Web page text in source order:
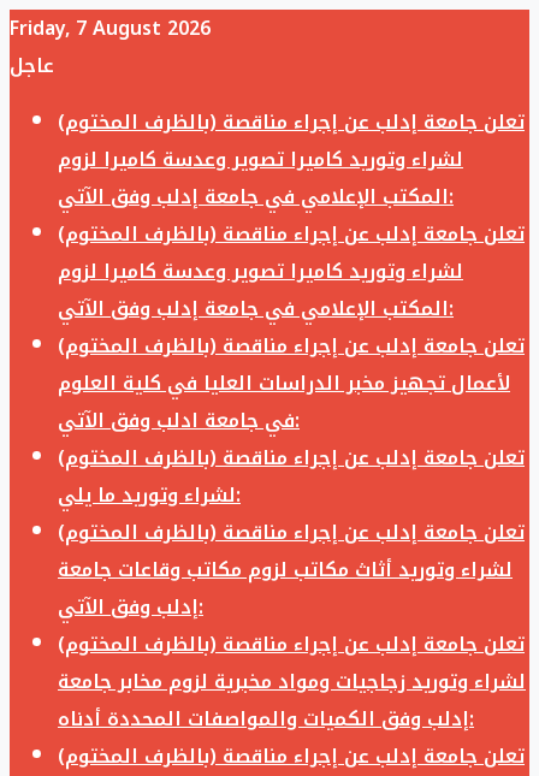
Friday, 7 August 2026
عاجل
تعلن جامعة إدلب عن إجراء مناقصة (بالظرف المختوم)
لشراء وتوريد كاميرا تصوير وعدسة كاميرا لزوم
المكتب الإعلامي في جامعة إدلب وفق الآتي:
تعلن جامعة إدلب عن إجراء مناقصة (بالظرف المختوم)
لشراء وتوريد كاميرا تصوير وعدسة كاميرا لزوم
المكتب الإعلامي في جامعة إدلب وفق الآتي:
تعلن جامعة إدلب عن إجراء مناقصة (بالظرف المختوم)
لأعمال تجهيز مخبر الدراسات العليا في كلية العلوم
في جامعة ادلب وفق الآتي:
تعلن جامعة إدلب عن إجراء مناقصة (بالظرف المختوم)
لشراء وتوريد ما يلي:
تعلن جامعة إدلب عن إجراء مناقصة (بالظرف المختوم)
لشراء وتوريد أثاث مكاتب لزوم مكاتب وقاعات جامعة
إدلب وفق الآتي:
تعلن جامعة إدلب عن إجراء مناقصة (بالظرف المختوم)
لشراء وتوريد زجاجيات ومواد مخبرية لزوم مخابر جامعة
إدلب وفق الكميات والمواصفات المحددة أدناه:
تعلن جامعة إدلب عن إجراء مناقصة (بالظرف المختوم)